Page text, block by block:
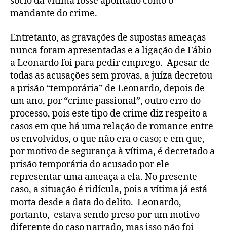
mandante do crime.
Entretanto, as gravações de supostas ameaças
nunca foram apresentadas e a ligação de Fábio
a Leonardo foi para pedir emprego. Apesar de
todas as acusações sem provas, a juíza decretou
a prisão “temporária” de Leonardo, depois de
um ano, por “crime passional”, outro erro do
processo, pois este tipo de crime diz respeito a
casos em que há uma relação de romance entre
os envolvidos, o que não era o caso; e em que,
por motivo de segurança à vítima, é decretado a
prisão temporária do acusado por ele
representar uma ameaça a ela. No presente
caso, a situação é ridícula, pois a vítima já está
morta desde a data do delito. Leonardo,
portanto, estava sendo preso por um motivo
diferente do caso narrado, mas isso não foi